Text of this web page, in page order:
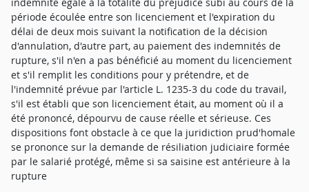
période écoulée entre son licenciement et l'expiration du
délai de deux mois suivant la notification de la décision
d'annulation, d'autre part, au paiement des indemnités de
rupture, s'il n'en a pas bénéficié au moment du licenciement
et s'il remplit les conditions pour y prétendre, et de
l'indemnité prévue par l'article L. 1235-3 du code du travail,
s'il est établi que son licenciement était, au moment où il a
été prononcé, dépourvu de cause réelle et sérieuse. Ces
dispositions font obstacle à ce que la juridiction prud'homale
se prononce sur la demande de résiliation judiciaire formée
par le salarié protégé, même si sa saisine est antérieure à la
rupture